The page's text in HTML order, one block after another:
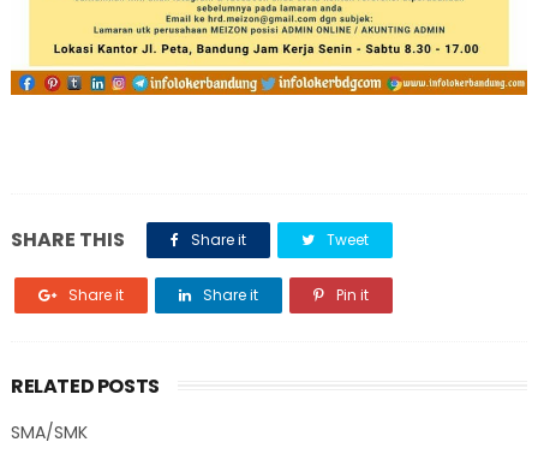
SHARE THIS Share it Tweet
Share it Share it Pin it
RELATED POSTS
SMA/SMK